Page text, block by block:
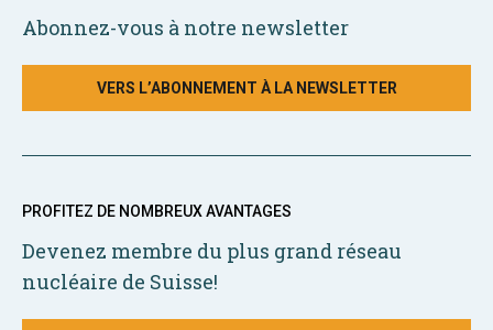
Abonnez-vous à notre newsletter
VERS L’ABONNEMENT À LA NEWSLETTER
PROFITEZ DE NOMBREUX AVANTAGES
Devenez membre du plus grand réseau
nucléaire de Suisse!